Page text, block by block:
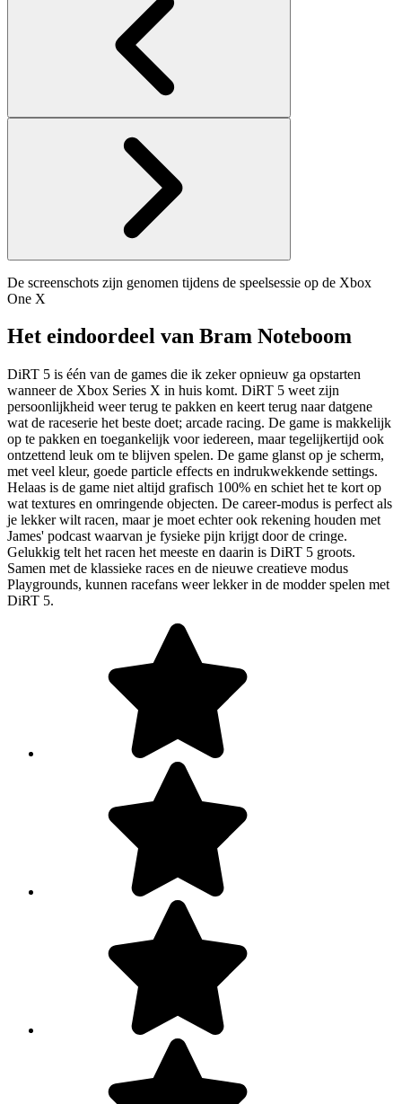
De screenschots zijn genomen tijdens de speelsessie op de Xbox
One X
Het eindoordeel van Bram Noteboom
DiRT 5 is één van de games die ik zeker opnieuw ga opstarten
wanneer de Xbox Series X in huis komt. DiRT 5 weet zijn
persoonlijkheid weer terug te pakken en keert terug naar datgene
wat de raceserie het beste doet; arcade racing. De game is makkelijk
op te pakken en toegankelijk voor iedereen, maar tegelijkertijd ook
ontzettend leuk om te blijven spelen. De game glanst op je scherm,
met veel kleur, goede particle effects en indrukwekkende settings.
Helaas is de game niet altijd grafisch 100% en schiet het te kort op
wat textures en omringende objecten. De career-modus is perfect als
je lekker wilt racen, maar je moet echter ook rekening houden met
James' podcast waarvan je fysieke pijn krijgt door de cringe.
Gelukkig telt het racen het meeste en daarin is DiRT 5 groots.
Samen met de klassieke races en de nieuwe creatieve modus
Playgrounds, kunnen racefans weer lekker in de modder spelen met
DiRT 5.